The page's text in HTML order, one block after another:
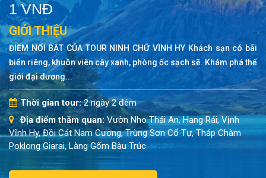
1 VNĐ
GIỚI THIỆU
ĐIỂM NỔI BẬT CỦA TOUR NINH CHỮ VĨNH HY Khách sạn có bãi
biển riêng, khuôn viên cây xanh, phòng ốc sạch sẽ. Khám phá thế
giới đại dương...
Thời gian tour:2 ngày 2 đêm
Địa điểm thăm quan: Vườn Nho Thái An, Hang Rái, Vịnh
Vĩnh Hy, Đồi Cát Nam Cương, Trùng Sơn Cổ Tự, Tháp Chàm
Poklong Giarai, Làng Gốm Bàu Trúc